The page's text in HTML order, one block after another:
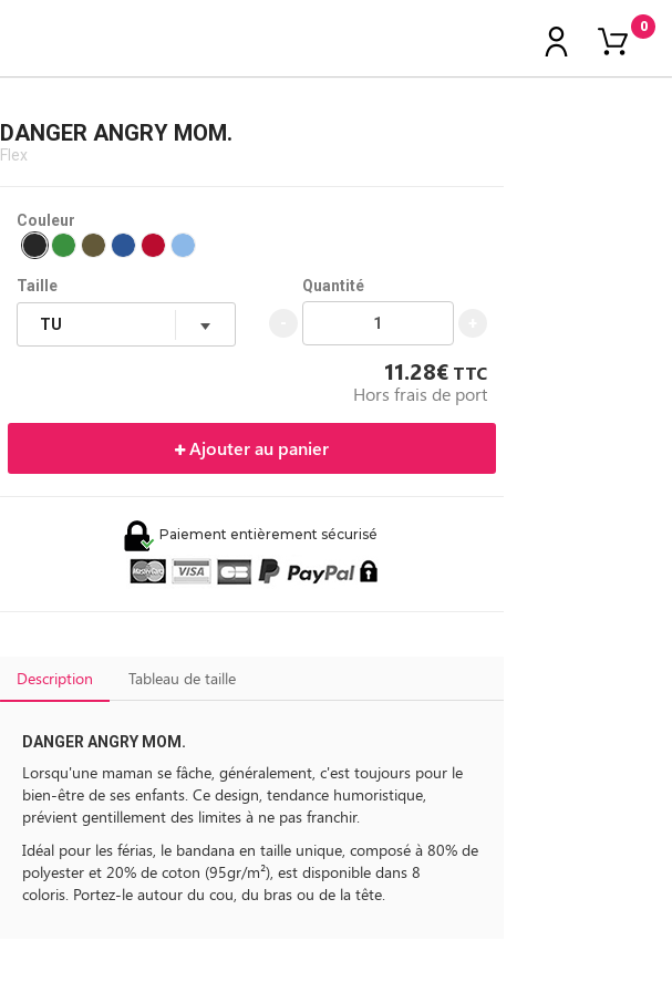
0
DANGER ANGRY MOM.
Flex
Couleur
Taille Quantité
11.28€ TTC
Hors frais de port
Ajouter au panier
Paiement entièrement sécurisé
Description Tableau de taille
DANGER ANGRY MOM.
Lorsqu'une maman se fâche, généralement, c'est toujours pour le
bien-être de ses enfants. Ce design, tendance humoristique,
prévient gentillement des limites à ne pas franchir.
Idéal pour les férias, le bandana en taille unique, composé à 80% de
polyester et 20% de coton (95gr/m²), est disponible dans 8
coloris. Portez-le autour du cou, du bras ou de la tête.